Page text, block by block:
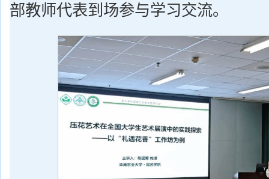
部教师代表到场参与学习交流。